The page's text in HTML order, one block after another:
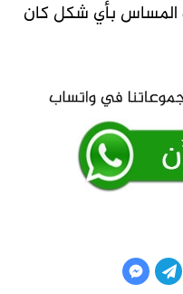
المساس بأي شكل كان